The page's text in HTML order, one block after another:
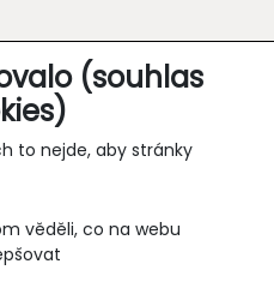
(souhlas
to nejde, aby stránky
věděli, co na webu